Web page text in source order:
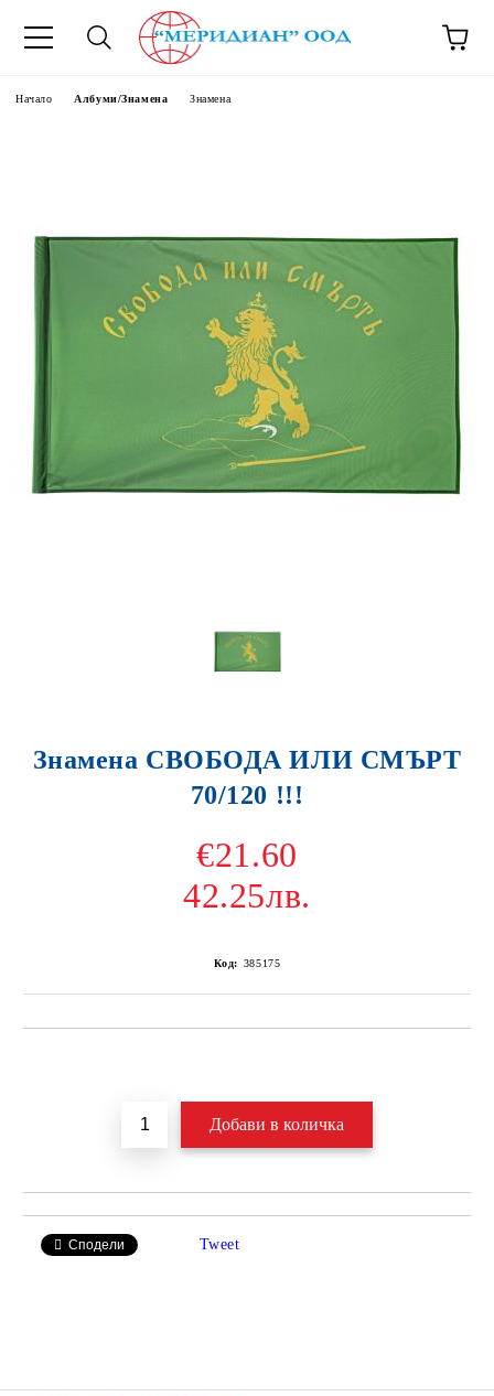
Начало Албуми/Знамена Знамена
Знамена СВОБОДА ИЛИ СМЪРТ
70/120 !!!
€21.60
42.25лв.
Код: 385175
Сподели Tweet